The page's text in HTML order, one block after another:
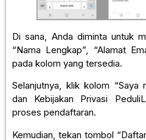
Di sana, Anda diminta untuk
“Nama Lengkap”, “Alamat
pada kolom yang tersedia.
Selanjutnya, klik kolom “Saya
dan Kebijakan Privasi
proses pendaftaran.
Kemudian, tekan tombol